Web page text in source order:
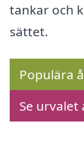
tankar och
sättet.
Populära
Se